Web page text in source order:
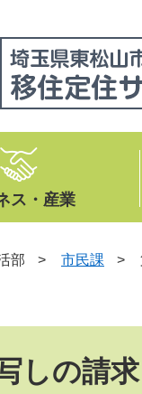
ス・産業
部 > 市民課 >
しの請求